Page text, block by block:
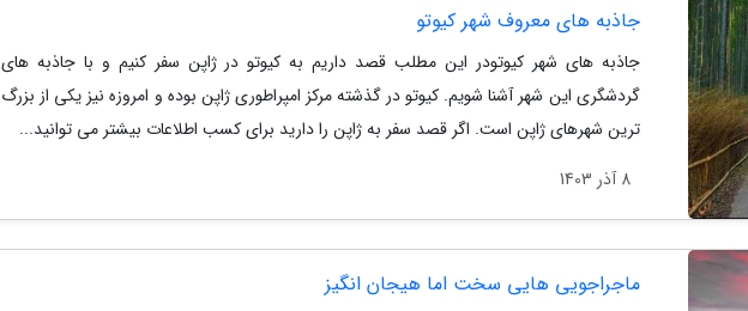
جاذبه های معروف شهر کیوتو
جاذبه های شهر کیوتودر این مطلب قصد داریم به کیوتو در ژاپن سفر کنیم و با جاذبه های
گردشگری این شهر آشنا شویم. کیوتو در گذشته مرکز امپراطوری ژاپن بوده و امروزه نیز یکی از بزرگ
ترین شهرهای ژاپن است. اگر قصد سفر به ژاپن را دارید برای کسب اطلاعات بیشتر می توانید...
8 آذر 1403
ماجراجویی هایی سخت اما هیجان انگیز